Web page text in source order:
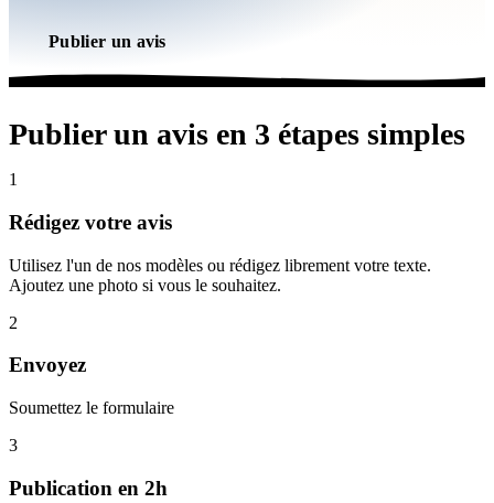
Publier un avis
Publier un avis en 3 étapes simples
1
Rédigez votre avis
Utilisez l'un de nos modèles ou rédigez librement votre texte.
Ajoutez une photo si vous le souhaitez.
2
Envoyez
Soumettez le formulaire
3
Publication en 2h